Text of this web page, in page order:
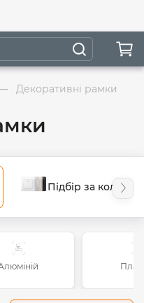
Декоративні рамки
Підбір за